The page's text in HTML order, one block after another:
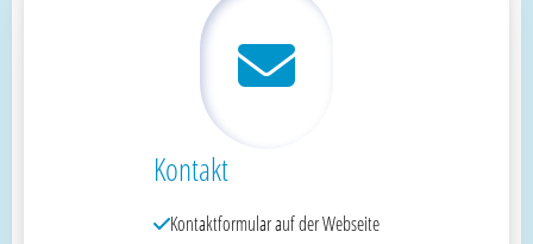
Kontakt
Kontaktformular auf der Webseite